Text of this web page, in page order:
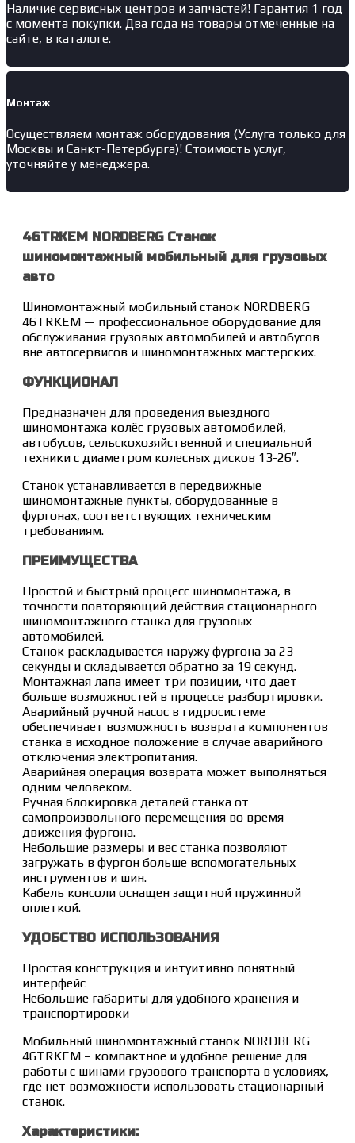
Наличие сервисных центров и запчастей! Гарантия 1 год
с момента покупки. Два года на товары отмеченные на
сайте, в каталоге.
Монтаж
Осуществляем монтаж оборудования (Услуга только для
Москвы и Санкт-Петербурга)! Стоимость услуг,
уточняйте у менеджера.
46TRKEM NORDBERG Станок
шиномонтажный мобильный для грузовых
авто
Шиномонтажный мобильный станок NORDBERG
46TRKEM — профессиональное оборудование для
обслуживания грузовых автомобилей и автобусов
вне автосервисов и шиномонтажных мастерских.
ФУНКЦИОНАЛ
Предназначен для проведения выездного
шиномонтажа колёс грузовых автомобилей,
автобусов, сельскохозяйственной и специальной
техники с диаметром колесных дисков 13-26″.
Станок устанавливается в передвижные
шиномонтажные пункты, оборудованные в
фургонах, соответствующих техническим
требованиям.
ПРЕИМУЩЕСТВА
Простой и быстрый процесс шиномонтажа, в
точности повторяющий действия стационарного
шиномонтажного станка для грузовых
автомобилей.
Станок раскладывается наружу фургона за 23
секунды и складывается обратно за 19 секунд.
Монтажная лапа имеет три позиции, что дает
больше возможностей в процессе разбортировки.
Аварийный ручной насос в гидросистеме
обеспечивает возможность возврата компонентов
станка в исходное положение в случае аварийного
отключения электропитания.
Аварийная операция возврата может выполняться
одним человеком.
Ручная блокировка деталей станка от
самопроизвольного перемещения во время
движения фургона.
Небольшие размеры и вес станка позволяют
загружать в фургон больше вспомогательных
инструментов и шин.
Кабель консоли оснащен защитной пружинной
оплеткой.
УДОБСТВО ИСПОЛЬЗОВАНИЯ
Простая конструкция и интуитивно понятный
интерфейс
Небольшие габариты для удобного хранения и
транспортировки
Мобильный шиномонтажный станок NORDBERG
46TRKEM – компактное и удобное решение для
работы с шинами грузового транспорта в условиях,
где нет возможности использовать стационарный
станок.
Характеристики: